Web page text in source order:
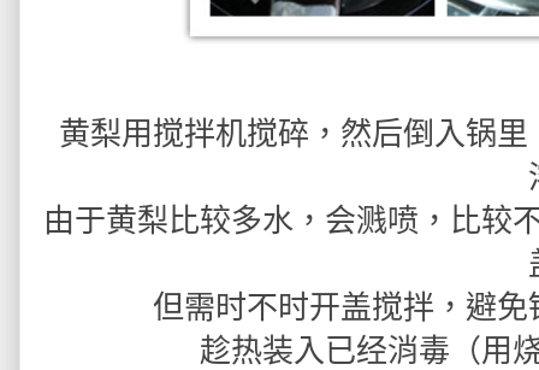
黄梨用搅拌机搅碎，然后倒入锅
由于黄梨比较多水，会溅喷，比较
但需时不时开盖搅拌，避
趁热装入已经消毒（用